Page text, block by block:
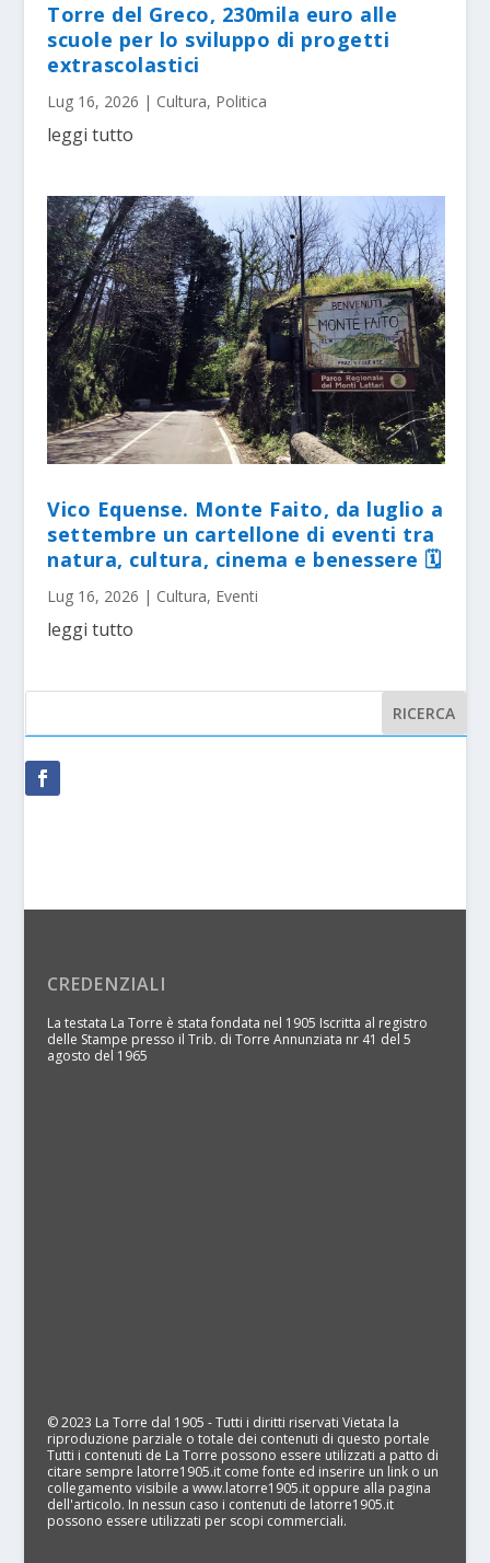
Torre del Greco, 230mila euro alle
scuole per lo sviluppo di progetti
extrascolastici
Lug 16, 2026 | Cultura, Politica
leggi tutto
Vico Equense. Monte Faito, da luglio a
settembre un cartellone di eventi tra
natura, cultura, cinema e benessere 🗓
Lug 16, 2026 | Cultura, Eventi
leggi tutto
CREDENZIALI
La testata La Torre è stata fondata nel 1905 Iscritta al registro
delle Stampe presso il Trib. di Torre Annunziata nr 41 del 5
agosto del 1965
© 2023 La Torre dal 1905 - Tutti i diritti riservati Vietata la
riproduzione parziale o totale dei contenuti di questo portale
Tutti i contenuti de La Torre possono essere utilizzati a patto di
citare sempre latorre1905.it come fonte ed inserire un link o un
collegamento visibile a www.latorre1905.it oppure alla pagina
dell'articolo. In nessun caso i contenuti de latorre1905.it
possono essere utilizzati per scopi commerciali.